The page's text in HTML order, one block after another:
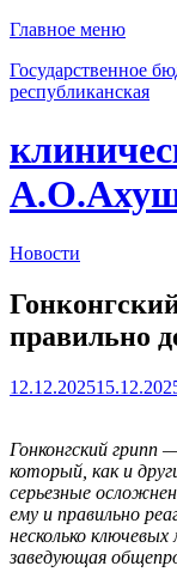
Главное меню
Государственное
республиканская
Новости
правильно
12.12.2025
Гонконгский грипп
который, как и
серьезные
ему и правильно
несколько
заведующая